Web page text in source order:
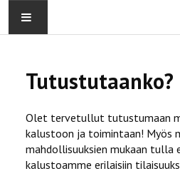
PALOKUNTA
OSASTOT
KALUSTO
Tutustutaanko?
Olet tervetullut tutustumaan
kalustoon ja toimintaan! Myös
mahdollisuuksien mukaan tulla
kalustoamme erilaisiin